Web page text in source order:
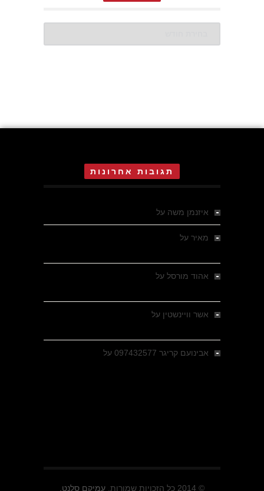
תגובות אחרונות
איזנמן משה על
מאיר על
אהוד מורסל על
אשר וויינשטין על
אבינועם קריגר 097432577 על
© 2014 כל הזכויות שמורות. עמיקם סלנט.